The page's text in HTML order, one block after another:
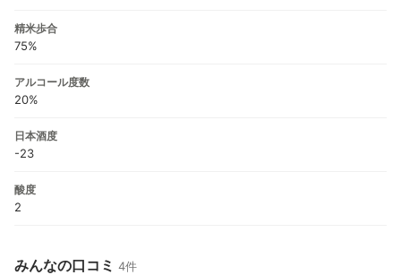
精米歩合
75%
アルコール度数
20%
日本酒度
-23
酸度
2
みんなの口コミ 4件